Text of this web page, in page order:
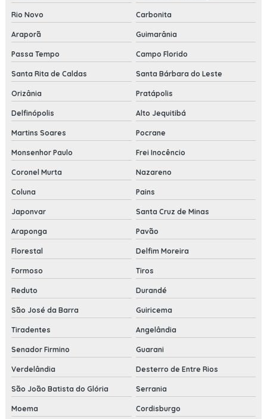
Rio Novo Carbonita
Araporã Guimarânia
Passa Tempo Campo Florido
Santa Rita de Caldas Santa Bárbara do Leste
Orizânia Pratápolis
Delfinópolis Alto Jequitibá
Martins Soares Pocrane
Monsenhor Paulo Frei Inocêncio
Coronel Murta Nazareno
Coluna Pains
Japonvar Santa Cruz de Minas
Araponga Pavão
Florestal Delfim Moreira
Formoso Tiros
Reduto Durandé
São José da Barra Guiricema
Tiradentes Angelândia
Senador Firmino Guarani
Verdelândia Desterro de Entre Rios
São João Batista do Glória Serrania
Moema Cordisburgo